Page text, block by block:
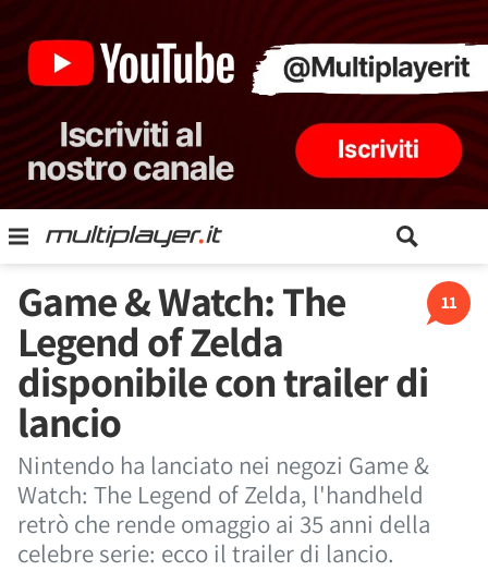
11
Game & Watch: The
Legend of Zelda
disponibile con trailer di
lancio
Nintendo ha lanciato nei negozi Game &
Watch: The Legend of Zelda, l'handheld
retrò che rende omaggio ai 35 anni della
celebre serie: ecco il trailer di lancio.